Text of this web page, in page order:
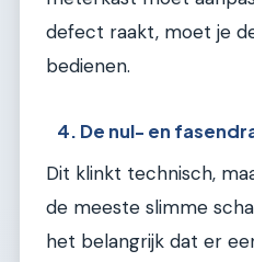
defect raakt, moet je
bedienen.
4. De nul- en
Dit klinkt technisch,
de meeste slimme
het belangrijk dat er